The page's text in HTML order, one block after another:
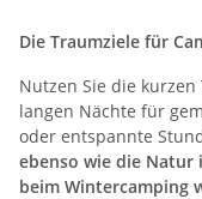
Die Traumziele für
Nutzen Sie die
langen Nächte für
oder entspannte
ebenso wie die Natur
beim Wintercamping